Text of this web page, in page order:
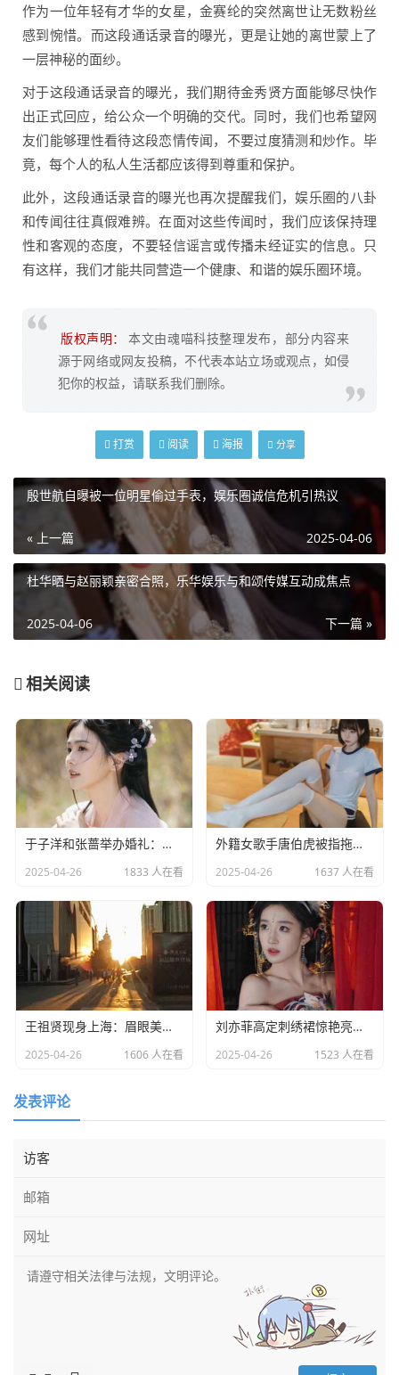
作为一位年轻有才华的女星，金赛纶的突然离世让无数粉丝
感到惋惜。而这段通话录音的曝光，更是让她的离世蒙上了
一层神秘的面纱。
对于这段通话录音的曝光，我们期待金秀贤方面能够尽快作
出正式回应，给公众一个明确的交代。同时，我们也希望网
友们能够理性看待这段恋情传闻，不要过度猜测和炒作。毕
竟，每个人的私人生活都应该得到尊重和保护。
此外，这段通话录音的曝光也再次提醒我们，娱乐圈的八卦
和传闻往往真假难辨。在面对这些传闻时，我们应该保持理
性和客观的态度，不要轻信谣言或传播未经证实的信息。只
有这样，我们才能共同营造一个健康、和谐的娱乐圈环境。
版权声明：
本文由魂喵科技整理发布，部分内容来
源于网络或网友投稿，不代表本站立场或观点，如侵
犯你的权益，请联系我们删除。
打赏 阅读 海报 分享
殷世航自曝被一位明星偷过手表，娱乐圈诚信危机引热议
« 上一篇 2025-04-06
杜华晒与赵丽颖亲密合照，乐华娱乐与和颂传媒互动成焦点
下一篇 »
2025-04-06
相关阅读
于子洋和张蔷举办婚礼：一对赛场情场双丰收的人生赢家​
2025-04-26 1833 人在看
外籍女歌手唐伯虎被指拖欠劳务费：明星责任不应该缺席​
2025-04-26 1637 人在看
王祖贤现身上海：眉眼美丽气质优雅，时光难掩女神风采
2025-04-26 1606 人在看
​刘亦菲高定刺绣裙惊艳亮相：皮肤白到发光诠释东方美学​
2025-04-26 1523 人在看
发表评论